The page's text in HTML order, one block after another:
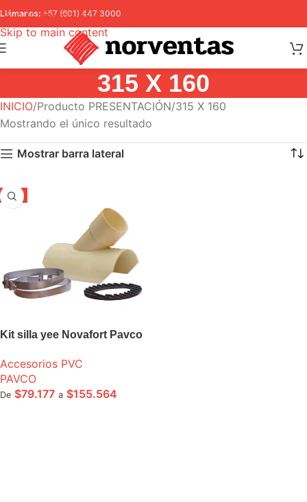
Skip to navigation
Skip to main content
Llámanos: +57 (601) 447 3000
315 X 160
INICIO Producto PRESENTACIÓN 315 X 160
Mostrando el único resultado
Mostrar barra lateral
-5%
Kit silla yee Novafort Pavco
Accesorios PVC
PAVCO
De $79.177 a $155.564